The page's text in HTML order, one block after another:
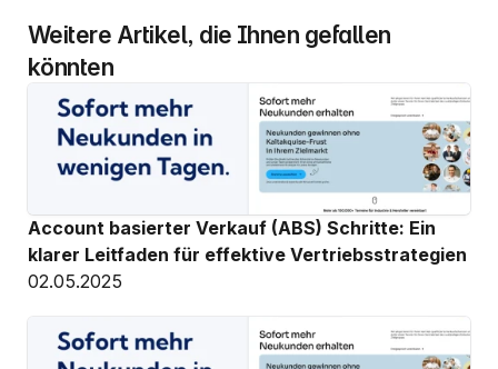
Weitere Artikel, die Ihnen gefallen
könnten
Account basierter Verkauf (ABS) Schritte: Ein
klarer Leitfaden für effektive Vertriebsstrategien
02.05.2025